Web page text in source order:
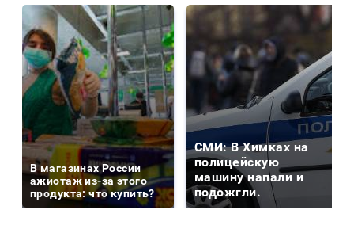
В магазинах России
ажиотаж из-за этого
продукта: что купить?
СМИ: В Химках на
полицейскую
машину напали и
подожгли.